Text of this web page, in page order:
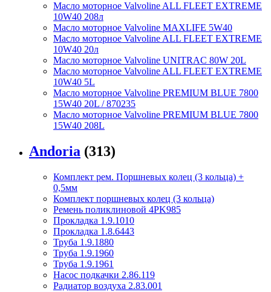
Масло моторное Valvoline ALL FLEET EXTREME
10W40 208л
Масло моторное Valvoline MAXLIFE 5W40
Масло моторное Valvoline ALL FLEET EXTREME
10W40 20л
Масло моторное Valvoline UNITRAC 80W 20L
Масло моторное Valvoline ALL FLEET EXTREME
10W40 5L
Масло моторное Valvoline PREMIUM BLUE 7800
15W40 20L / 870235
Масло моторное Valvoline PREMIUM BLUE 7800
15W40 208L
Andoria (313)
Комплект рем. Поршневых колец (3 кольца) +
0,5мм
Комплект поршневых колец (3 кольца)
Ремень поликлиновой 4PK985
Прокладка 1.9.1010
Прокладка 1.8.6443
Труба 1.9.1880
Труба 1.9.1960
Труба 1.9.1961
Насос подкачки 2.86.119
Радиатор воздуха 2.83.001